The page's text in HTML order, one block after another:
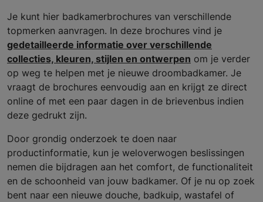
Je kunt hier badkamerbrochures van verschillende
topmerken aanvragen. In deze brochures vind je
gedetailleerde informatie over verschillende
collecties, kleuren, stijlen en ontwerpen om je verder
op weg te helpen met je nieuwe droombadkamer. Je
vraagt de brochures eenvoudig aan en krijgt ze direct
online of met een paar dagen in de brievenbus indien
deze gedrukt zijn.
Door grondig onderzoek te doen naar
productinformatie, kun je weloverwogen beslissingen
nemen die bijdragen aan het comfort, de functionaliteit
en de schoonheid van jouw badkamer. Of je nu op zoek
bent naar een nieuwe douche, badkuip, wastafel of